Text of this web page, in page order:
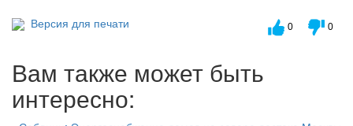
Версия для печати
0 0
Вам также может быть
интересно: